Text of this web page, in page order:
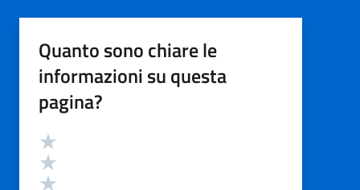
Quanto sono chiare le
informazioni su questa
pagina?
Valutazione